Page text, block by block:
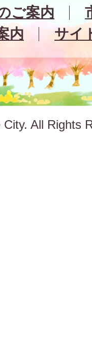
ご案内
内
サイ
All Rights